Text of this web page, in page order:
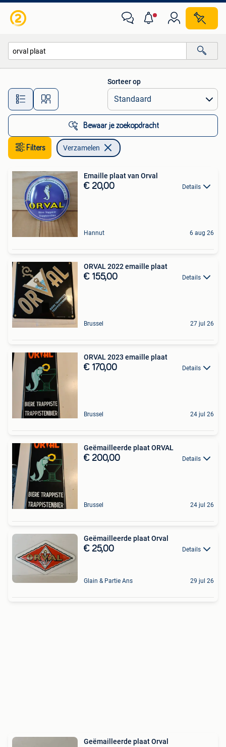
Alle afstanden…
Sorteer op
Bewaar je zoekopdracht
Filters Verzamelen
Emaille plaat van Orval
€ 20,00 Details
Hannut 6 aug 26
ORVAL 2022 emaille plaat
€ 155,00 Details
Brussel 27 jul 26
ORVAL 2023 emaille plaat
€ 170,00 Details
Brussel 24 jul 26
Geëmailleerde plaat ORVAL
€ 200,00 Details
Brussel 24 jul 26
Geëmailleerde plaat Orval
€ 25,00 Details
Glain & Partie Ans 29 jul 26
Geëmailleerde plaat Orval